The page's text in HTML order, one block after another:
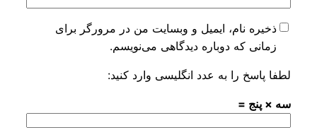
ذخیره نام، ایمیل و وبسایت من در مرورگر برای
زمانی که دوباره دیدگاهی می‌نویسم.
پاسخ را به عدد انگلیسی وارد کنید:
× پنج =